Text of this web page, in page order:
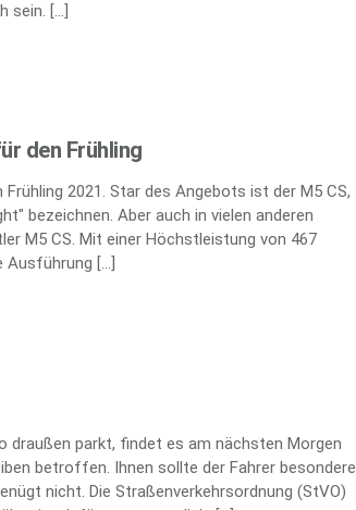
sein. […]
den Frühling
2021. Star des Angebots ist der M5 CS,
bezeichnen. Aber auch in vielen anderen
M5 CS. Mit einer Höchstleistung von 467
[…]
draußen parkt, findet es am nächsten Morgen
betroffen. Ihnen sollte der Fahrer besondere
nicht. Die Straßenverkehrsordnung (StVO)